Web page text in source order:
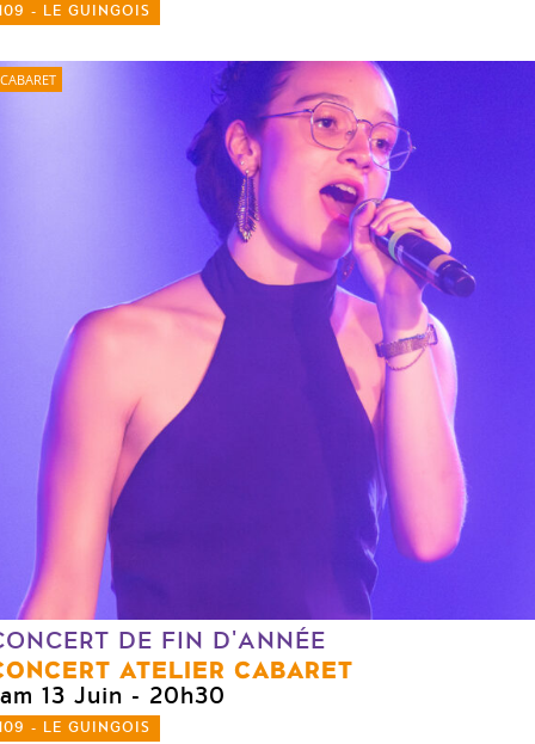
- LE GUINGOIS
CABARET
DE FIN D'ANNÉE
ATELIER CABARET
13 Juin - 20h30
- LE GUINGOIS